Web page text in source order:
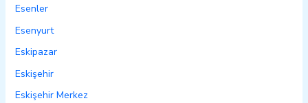
Esenler
Esenyurt
Eskipazar
Eskişehir
Eskişehir Merkez